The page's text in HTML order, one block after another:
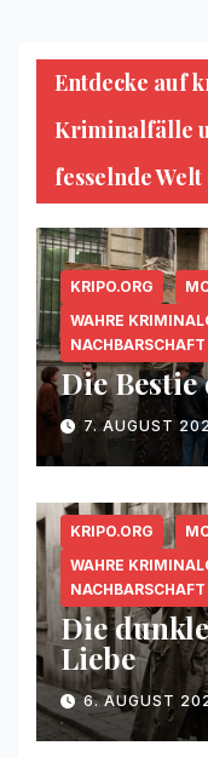
Entdecke auf
Kriminalfälle
fesselnde
KRIPO.ORG
WAHRE
NACHBARSCHAFT
Die Bestie
7. AUGUST
KRIPO.ORG
WAHRE
NACHBARSCHAFT
Die
Liebe
6. AUGUST